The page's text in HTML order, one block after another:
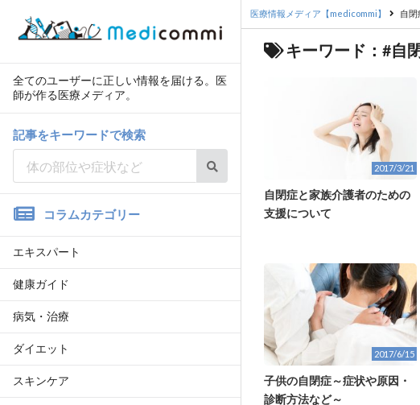
全てのユーザーに正しい情報を届ける。医
師が作る医療メディア。
記事をキーワードで検索
コラムカテゴリー
エキスパート
健康ガイド
病気・治療
ダイエット
スキンケア
医療情報メディア【medicommi】 自閉
キーワード：#自
2017/3/21
自閉症と家族介護者のための
支援について
2017/6/15
子供の自閉症～症状や原因・
診断方法など～